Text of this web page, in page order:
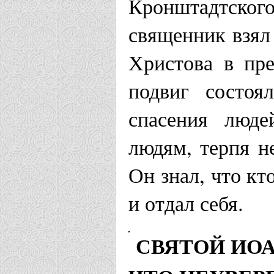
священник
Христова в
подвиг
спасения
людям, терпя
Он знал, что
и отдал себя.
СВЯТОЙ